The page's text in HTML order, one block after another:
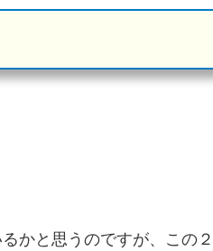
かと思うのですが、この２